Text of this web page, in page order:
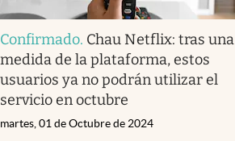
Confirmado. Chau Netflix: tras una
medida de la plataforma, estos
usuarios ya no podrán utilizar el
servicio en octubre
martes, 01 de Octubre de 2024